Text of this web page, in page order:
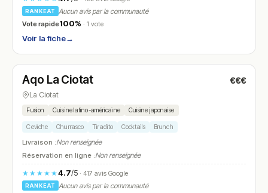
RANKEAT
Aucun avis par la communauté
Vote rapide100% · 1 vote
Voir la fiche→
N° 22
Aqo La Ciotat €€€
La Ciotat
Fusion Cuisine latino-américaine Cuisine japonaise
Ceviche Churrasco Tiradito Cocktails Brunch
Livraison :Non renseignée
Réservation en ligne :Non renseignée
★★★★★4.7/5· 417 avis Google
RANKEAT
Aucun avis par la communauté